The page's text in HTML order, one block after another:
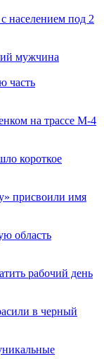
населением под 2
мужчина
часть
на трассе М-4
короткое
присвоили имя
область
рабочий день
в черный